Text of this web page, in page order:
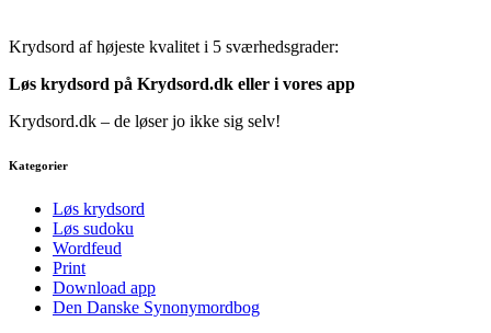
Krydsord af højeste kvalitet i 5 sværhedsgrader:
Løs krydsord på Krydsord.dk eller i vores app
Krydsord.dk – de løser jo ikke sig selv!
Kategorier
Løs krydsord
Løs sudoku
Wordfeud
Print
Download app
Den Danske Synonymordbog